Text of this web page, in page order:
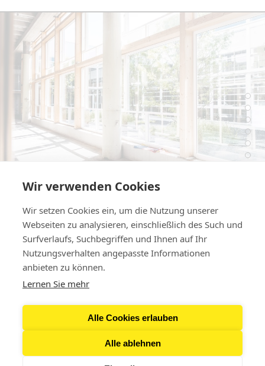
Wir verwenden Cookies
Wir setzen Cookies ein, um die Nutzung unserer
Webseiten zu analysieren, einschließlich des Such und
Surfverlaufs, Suchbegriffen und Ihnen auf Ihr
Nutzungsverhalten angepasste Informationen
anbieten zu können.
Lernen Sie mehr
Alle Cookies erlauben
Alle ablehnen
Transformation von Halle 4↪ Lust auf Zukunft
Kontakt
Presse